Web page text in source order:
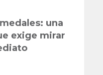
una
exige mirar